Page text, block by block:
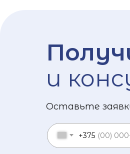
и
Оставьте
+375